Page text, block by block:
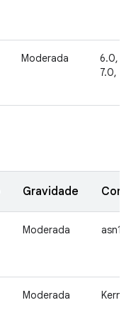
Moderada
6.0,
7.0,
Gravidade
Moderada
Moderada Kernel